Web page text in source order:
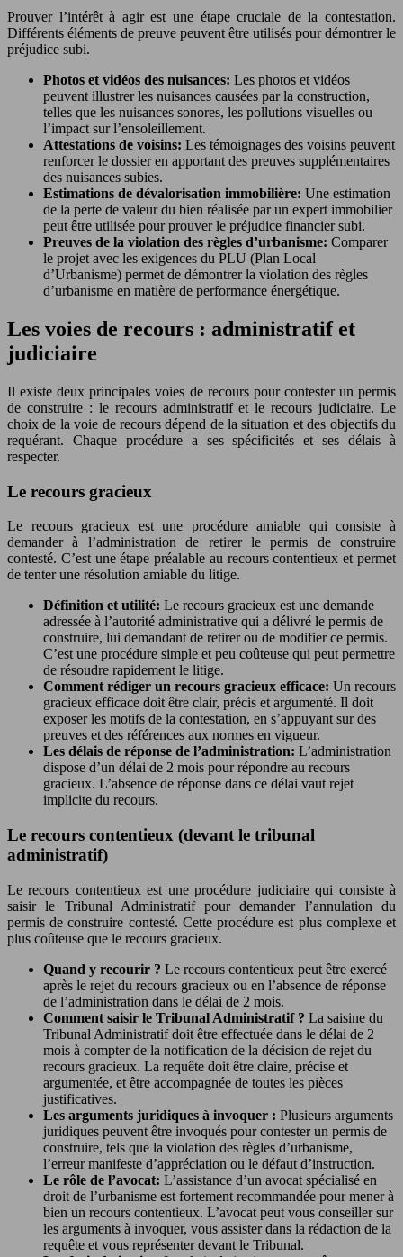
Prouver l’intérêt à agir est une étape cruciale de la contestation.
Différents éléments de preuve peuvent être utilisés pour démontrer le
préjudice subi.
Photos et vidéos des nuisances: Les photos et vidéos
peuvent illustrer les nuisances causées par la construction,
telles que les nuisances sonores, les pollutions visuelles ou
l’impact sur l’ensoleillement.
Attestations de voisins: Les témoignages des voisins peuvent
renforcer le dossier en apportant des preuves supplémentaires
des nuisances subies.
Estimations de dévalorisation immobilière: Une estimation
de la perte de valeur du bien réalisée par un expert immobilier
peut être utilisée pour prouver le préjudice financier subi.
Preuves de la violation des règles d’urbanisme: Comparer
le projet avec les exigences du PLU (Plan Local
d’Urbanisme) permet de démontrer la violation des règles
d’urbanisme en matière de performance énergétique.
Les voies de recours : administratif et
judiciaire
Il existe deux principales voies de recours pour contester un permis
de construire : le recours administratif et le recours judiciaire. Le
choix de la voie de recours dépend de la situation et des objectifs du
requérant. Chaque procédure a ses spécificités et ses délais à
respecter.
Le recours gracieux
Le recours gracieux est une procédure amiable qui consiste à
demander à l’administration de retirer le permis de construire
contesté. C’est une étape préalable au recours contentieux et permet
de tenter une résolution amiable du litige.
Définition et utilité: Le recours gracieux est une demande
adressée à l’autorité administrative qui a délivré le permis de
construire, lui demandant de retirer ou de modifier ce permis.
C’est une procédure simple et peu coûteuse qui peut permettre
de résoudre rapidement le litige.
Comment rédiger un recours gracieux efficace: Un recours
gracieux efficace doit être clair, précis et argumenté. Il doit
exposer les motifs de la contestation, en s’appuyant sur des
preuves et des références aux normes en vigueur.
Les délais de réponse de l’administration: L’administration
dispose d’un délai de 2 mois pour répondre au recours
gracieux. L’absence de réponse dans ce délai vaut rejet
implicite du recours.
Le recours contentieux (devant le tribunal
administratif)
Le recours contentieux est une procédure judiciaire qui consiste à
saisir le Tribunal Administratif pour demander l’annulation du
permis de construire contesté. Cette procédure est plus complexe et
plus coûteuse que le recours gracieux.
Quand y recourir ? Le recours contentieux peut être exercé
après le rejet du recours gracieux ou en l’absence de réponse
de l’administration dans le délai de 2 mois.
Comment saisir le Tribunal Administratif ? La saisine du
Tribunal Administratif doit être effectuée dans le délai de 2
mois à compter de la notification de la décision de rejet du
recours gracieux. La requête doit être claire, précise et
argumentée, et être accompagnée de toutes les pièces
justificatives.
Les arguments juridiques à invoquer : Plusieurs arguments
juridiques peuvent être invoqués pour contester un permis de
construire, tels que la violation des règles d’urbanisme,
l’erreur manifeste d’appréciation ou le défaut d’instruction.
Le rôle de l’avocat: L’assistance d’un avocat spécialisé en
droit de l’urbanisme est fortement recommandée pour mener à
bien un recours contentieux. L’avocat peut vous conseiller sur
les arguments à invoquer, vous assister dans la rédaction de la
requête et vous représenter devant le Tribunal.